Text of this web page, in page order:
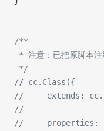
/**
* 注意：已把原脚本注
*/
// cc.Class({
//     extends:
//
//     properties: